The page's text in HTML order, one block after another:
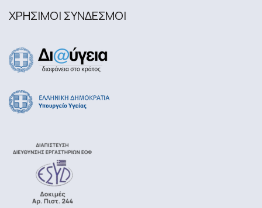
ΧΡΗΣΙΜΟΙ ΣΥΝΔΕΣΜΟΙ